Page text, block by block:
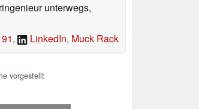
unterwegs,
, LinkedIn, Muck Rack
vorgestellt